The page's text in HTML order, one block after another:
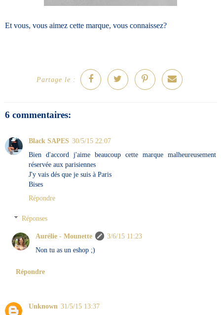
Et vous, vous aimez cette marque, vous connaissez?
Partage le :
6 commentaires:
Black SAPES 30/5/15 22:07
Bien d'accord j'aime beaucoup cette marque malheureusement
réservée aux parisiennes
J'y vais dés que je suis à Paris
Bises
Répondre
Réponses
Aurélie - Mounette
3/6/15 11:23
Non tu as un eshop ;)
Répondre
Unknown 31/5/15 13:37